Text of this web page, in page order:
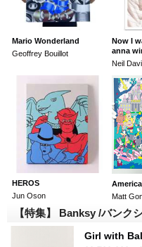
Mario Wonderland
Geoffrey Bouillot
Now I
anna
Neil
HEROS
Jun Oson
Matt
【特集】 Banksy /バンク
Girl with